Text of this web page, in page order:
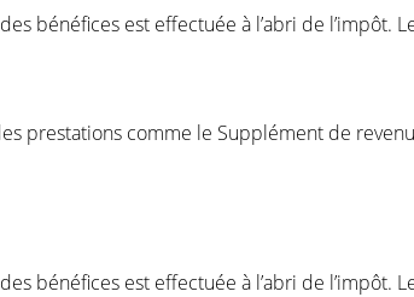
bénéfices est effectuée à l’abri de
prestations comme le Supplément de
bénéfices est effectuée à l’abri de